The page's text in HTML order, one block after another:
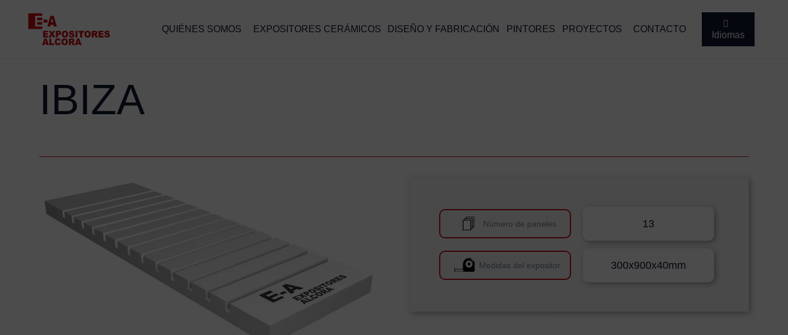
QUIÉNES SOMOS EXPOSITORES CERÁMICOS DISEÑO Y FABRICACIÓN PINTORES PROYECTOS CONTACTO
Idiomas
IBIZA
Número de paneles 13
Medidas del expositor 300x900x40mm